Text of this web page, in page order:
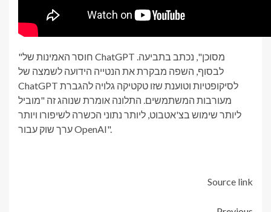
"חוסר האמינות של ChatGPT מסוכן", נכתב בתביעה.
לבסוף, השפה מבקרת את הנטייה הידועה לשמצה של
ChatGPT לסיקופטיות וטוענת שזו טקטיקה גלויה להגברת
מעורבות המשתמשים. התלונה אומרת שנוהג זה "מוביל
ליותר שימוש בצ'אטבוט, ליותר נתוני הכשרה לשיפורו ויותר
ערך שוק עבור OpenAI".
Source link